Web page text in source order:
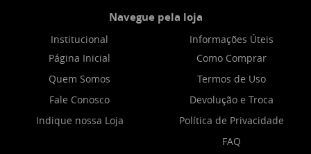
Navegue pela loja
Institucional
Página Inicial
Quem Somos
Fale Conosco
Indique nossa Loja
Informações Úteis
Como Comprar
Termos de Uso
Devolução e Troca
Política de Privacidade
FAQ